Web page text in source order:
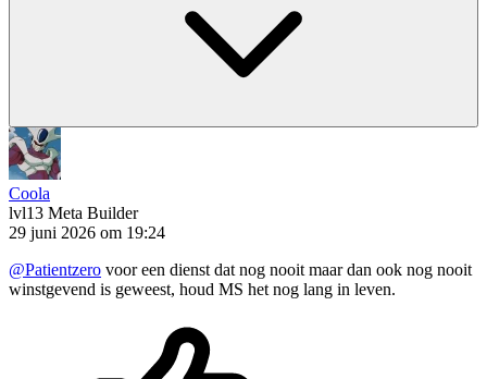
Coola
lvl13 Meta Builder
29 juni 2026 om 19:24
@Patientzero voor een dienst dat nog nooit maar dan ook nog nooit
winstgevend is geweest, houd MS het nog lang in leven.